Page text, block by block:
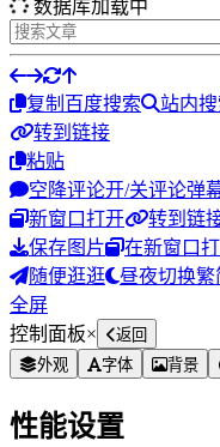
数据库加载中
复制 百度搜索 站内
转到链接
粘贴
空降评论开/关评论弹
新窗口打开
转到链
保存图片
在新窗口
随便逛逛
昼夜切换繁
全屏
控制面板×
返回
外观
字体 背景
性能设置